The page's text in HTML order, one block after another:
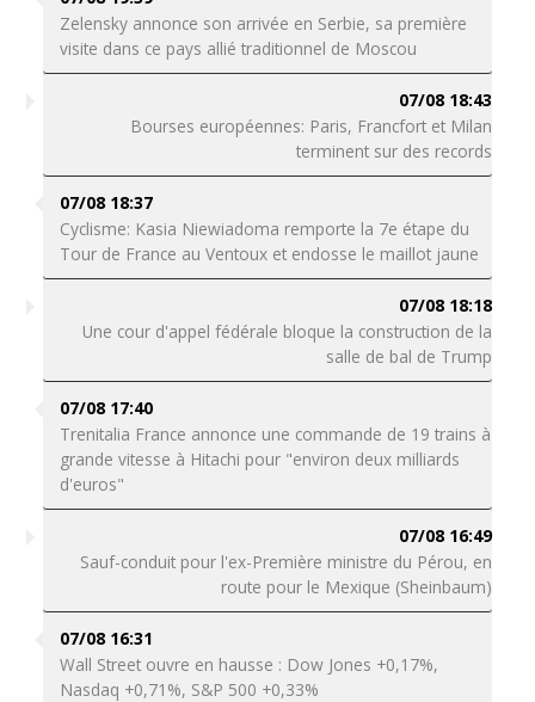
Zelensky annonce son arrivée en Serbie, sa première
visite dans ce pays allié traditionnel de Moscou
07/08 18:43
Bourses européennes: Paris, Francfort et Milan
terminent sur des records
07/08 18:37
Cyclisme: Kasia Niewiadoma remporte la 7e étape du
Tour de France au Ventoux et endosse le maillot jaune
07/08 18:18
Une cour d'appel fédérale bloque la construction de la
salle de bal de Trump
07/08 17:40
Trenitalia France annonce une commande de 19 trains à
grande vitesse à Hitachi pour "environ deux milliards
d'euros"
07/08 16:49
Sauf-conduit pour l'ex-Première ministre du Pérou, en
route pour le Mexique (Sheinbaum)
07/08 16:31
Wall Street ouvre en hausse : Dow Jones +0,17%,
Nasdaq +0,71%, S&P 500 +0,33%